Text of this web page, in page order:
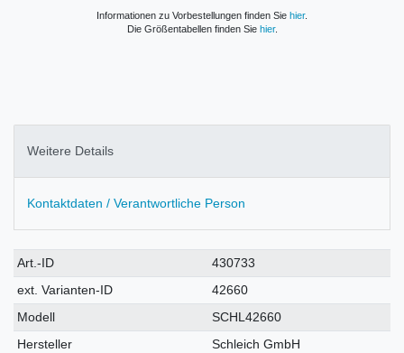
Informationen zu Vorbestellungen finden Sie hier.
Die Größentabellen finden Sie hier.
Weitere Details
Kontaktdaten / Verantwortliche Person
Technisches
Merkmal
Wert
Art.-ID
430733
ext. Varianten-ID
42660
Modell
SCHL42660
Hersteller
Schleich GmbH